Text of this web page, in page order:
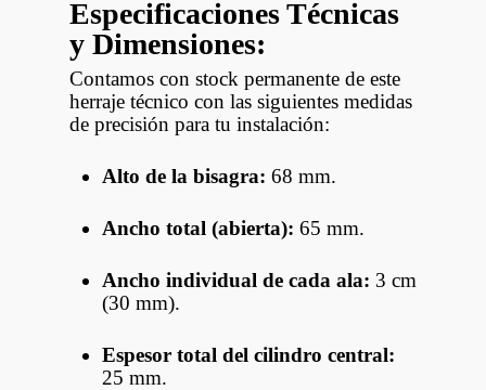
Especificaciones Técnicas
y Dimensiones:
Contamos con stock permanente de este
herraje técnico con las siguientes medidas
de precisión para tu instalación:
Alto de la bisagra: 68 mm.
Ancho total (abierta): 65 mm.
Ancho individual de cada ala: 3 cm
(30 mm).
Espesor total del cilindro central:
25 mm.